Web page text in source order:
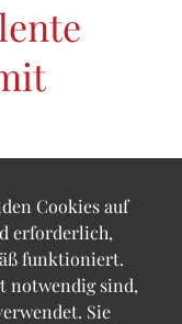
Cookies auf
erforderlich,
funktioniert.
notwendig sind,
Sie
in